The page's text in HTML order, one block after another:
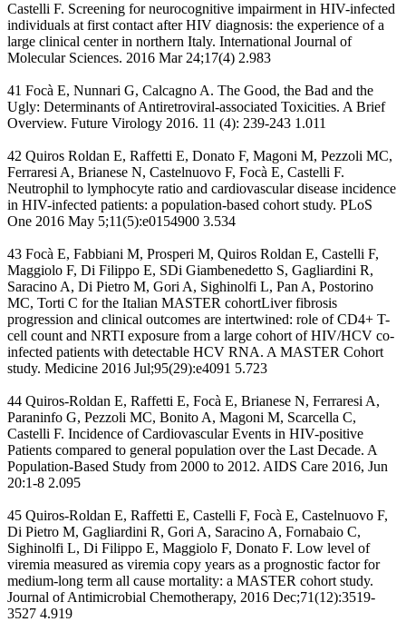
Castelli F. Screening for neurocognitive impairment in HIV-infected
individuals at first contact after HIV diagnosis: the experience of a
large clinical center in northern Italy. International Journal of
Molecular Sciences. 2016 Mar 24;17(4) 2.983
41 Focà E, Nunnari G, Calcagno A. The Good, the Bad and the
Ugly: Determinants of Antiretroviral-associated Toxicities. A Brief
Overview. Future Virology 2016. 11 (4): 239-243 1.011
42 Quiros Roldan E, Raffetti E, Donato F, Magoni M, Pezzoli MC,
Ferraresi A, Brianese N, Castelnuovo F, Focà E, Castelli F.
Neutrophil to lymphocyte ratio and cardiovascular disease incidence
in HIV-infected patients: a population-based cohort study. PLoS
One 2016 May 5;11(5):e0154900 3.534
43 Focà E, Fabbiani M, Prosperi M, Quiros Roldan E, Castelli F,
Maggiolo F, Di Filippo E, SDi Giambenedetto S, Gagliardini R,
Saracino A, Di Pietro M, Gori A, Sighinolfi L, Pan A, Postorino
MC, Torti C for the Italian MASTER cohortLiver fibrosis
progression and clinical outcomes are intertwined: role of CD4+ T-
cell count and NRTI exposure from a large cohort of HIV/HCV co-
infected patients with detectable HCV RNA. A MASTER Cohort
study. Medicine 2016 Jul;95(29):e4091 5.723
44 Quiros-Roldan E, Raffetti E, Focà E, Brianese N, Ferraresi A,
Paraninfo G, Pezzoli MC, Bonito A, Magoni M, Scarcella C,
Castelli F. Incidence of Cardiovascular Events in HIV-positive
Patients compared to general population over the Last Decade. A
Population-Based Study from 2000 to 2012. AIDS Care 2016, Jun
20:1-8 2.095
45 Quiros-Roldan E, Raffetti E, Castelli F, Focà E, Castelnuovo F,
Di Pietro M, Gagliardini R, Gori A, Saracino A, Fornabaio C,
Sighinolfi L, Di Filippo E, Maggiolo F, Donato F. Low level of
viremia measured as viremia copy years as a prognostic factor for
medium-long term all cause mortality: a MASTER cohort study.
Journal of Antimicrobial Chemotherapy, 2016 Dec;71(12):3519-
3527 4.919